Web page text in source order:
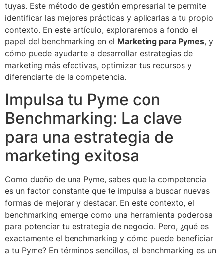
tuyas. Este método de gestión empresarial te permite
identificar las mejores prácticas y aplicarlas a tu propio
contexto. En este artículo, exploraremos a fondo el
papel del benchmarking en el Marketing para Pymes, y
cómo puede ayudarte a desarrollar estrategias de
marketing más efectivas, optimizar tus recursos y
diferenciarte de la competencia.
Impulsa tu Pyme con
Benchmarking: La clave
para una estrategia de
marketing exitosa
Como dueño de una Pyme, sabes que la competencia
es un factor constante que te impulsa a buscar nuevas
formas de mejorar y destacar. En este contexto, el
benchmarking emerge como una herramienta poderosa
para potenciar tu estrategia de negocio. Pero, ¿qué es
exactamente el benchmarking y cómo puede beneficiar
a tu Pyme? En términos sencillos, el benchmarking es un